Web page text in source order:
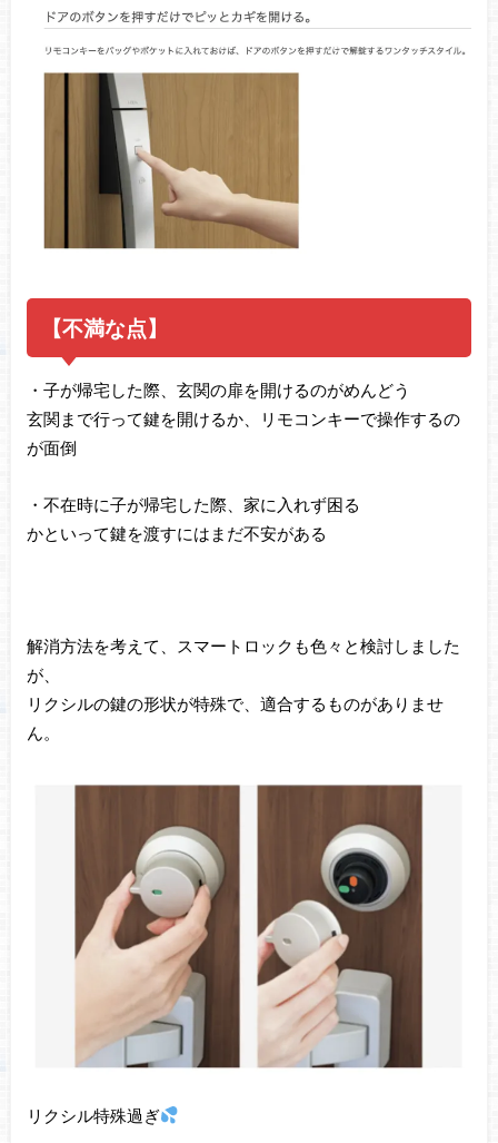
【不満な点】
・子が帰宅した際、玄関の扉を開けるのがめんどう
玄関まで行って鍵を開けるか、リモコンキーで操作するの
が面倒
・不在時に子が帰宅した際、家に入れず困る
かといって鍵を渡すにはまだ不安がある
解消方法を考えて、スマートロックも色々と検討しました
が、
リクシルの鍵の形状が特殊で、適合するものがありませ
ん。
リクシル特殊過ぎ